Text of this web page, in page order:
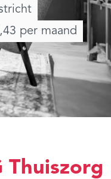
per maand
Thuiszorg